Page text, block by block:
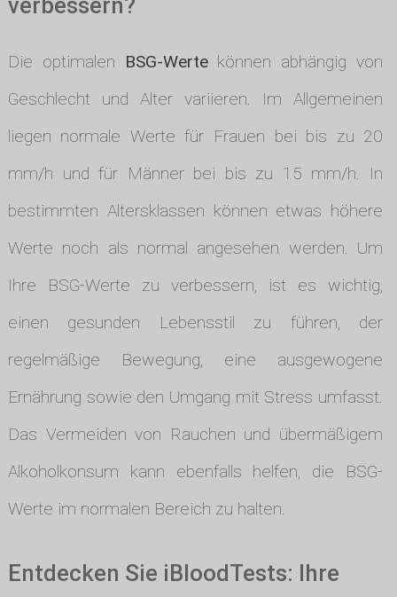
verbessern?
Die optimalen BSG-Wertekönnen abhängig von
Geschlecht und Alter variieren. Im Allgemeinen
liegen normale Werte für Frauen bei bis zu 20
mm/h und für Männer bei bis zu 15 mm/h. In
bestimmten Altersklassen können etwas höhere
Werte noch als normal angesehen werden. Um
Ihre BSG-Werte zu verbessern, ist es wichtig,
einen gesunden Lebensstil zu führen, der
regelmäßige Bewegung, eine ausgewogene
Ernährung sowie den Umgang mit Stress umfasst.
Das Vermeiden von Rauchen und übermäßigem
Alkoholkonsum kann ebenfalls helfen, die BSG-
Werte im normalen Bereich zu halten.
Entdecken Sie iBloodTests: Ihre